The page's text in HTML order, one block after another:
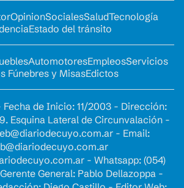
OpinionSocialesSaludTecnología
Estado del tránsito
AutomotoresEmpleosServicios
Fúnebres y MisasEdictos
de Inicio: 11/2003 - Dirección:
Esquina Lateral de Circunvalación -
- Email:
- Whatsapp: (054)
General: Pablo Dellazoppa -